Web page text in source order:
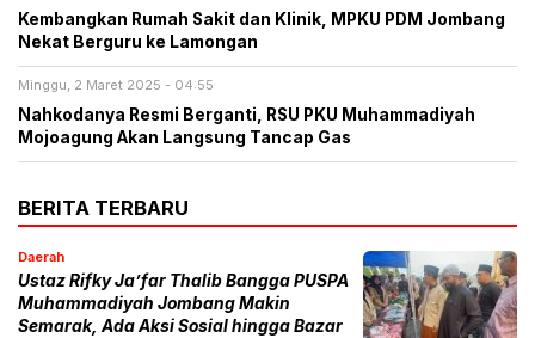
Kembangkan Rumah Sakit dan Klinik, MPKU PDM Jombang
Nekat Berguru ke Lamongan
Minggu, 2 Maret 2025 - 04:55
Nahkodanya Resmi Berganti, RSU PKU Muhammadiyah
Mojoagung Akan Langsung Tancap Gas
BERITA TERBARU
Daerah
Ustaz Rifky Ja’far Thalib Bangga PUSPA
Muhammadiyah Jombang Makin
Semarak, Ada Aksi Sosial hingga Bazar